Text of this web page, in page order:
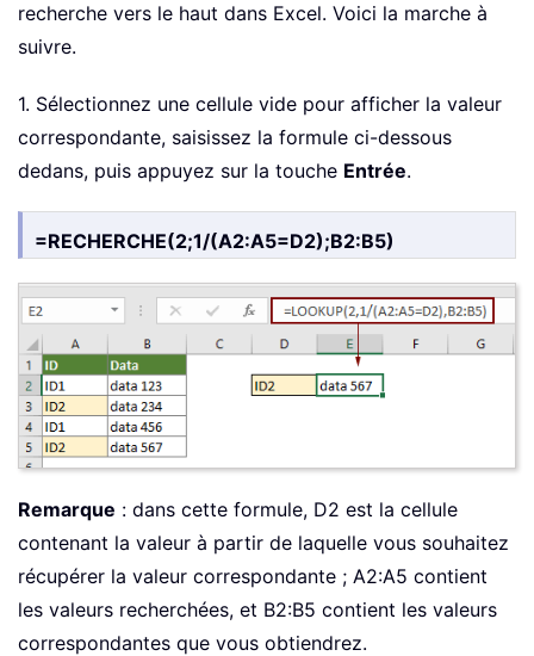
recherche vers le haut dans Excel. Voici la marche à
suivre.
1. Sélectionnez une cellule vide pour afficher la valeur
correspondante, saisissez la formule ci-dessous
dedans, puis appuyez sur la touche Entrée.
=RECHERCHE(2;1/(A2:A5=D2);B2:B5)
Remarque : dans cette formule, D2 est la cellule
contenant la valeur à partir de laquelle vous souhaitez
récupérer la valeur correspondante ; A2:A5 contient
les valeurs recherchées, et B2:B5 contient les valeurs
correspondantes que vous obtiendrez.